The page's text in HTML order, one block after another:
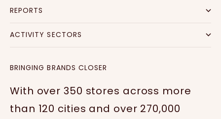
REPORTS
ACTIVITY SECTORS
BRINGING BRANDS CLOSER
With over 350 stores across more
than 120 cities and over 270,000